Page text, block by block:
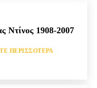
Ντίνος 1908-2007
ΠΕΡΙΣΣΌΤΕΡΑ